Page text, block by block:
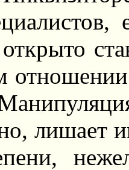
лишает